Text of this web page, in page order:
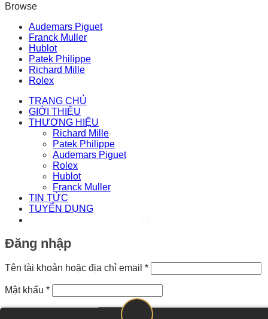
Browse
Audemars Piguet
Franck Muller
Hublot
Patek Philippe
Richard Mille
Rolex
TRANG CHỦ
GIỚI THIỆU
THƯƠNG HIỆU
Richard Mille
Patek Philippe
Audemars Piguet
Rolex
Hublot
Franck Muller
TIN TỨC
TUYỂN DỤNG
Đăng nhập
Tên tài khoản hoặc địa chỉ email *Bắt
buộc
Mật khẩu *Bắt
buộc
Đăng nhập